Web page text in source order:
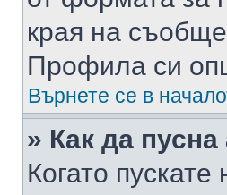
края на
Профила си
Върнете се в
» Как да пусна
Когато